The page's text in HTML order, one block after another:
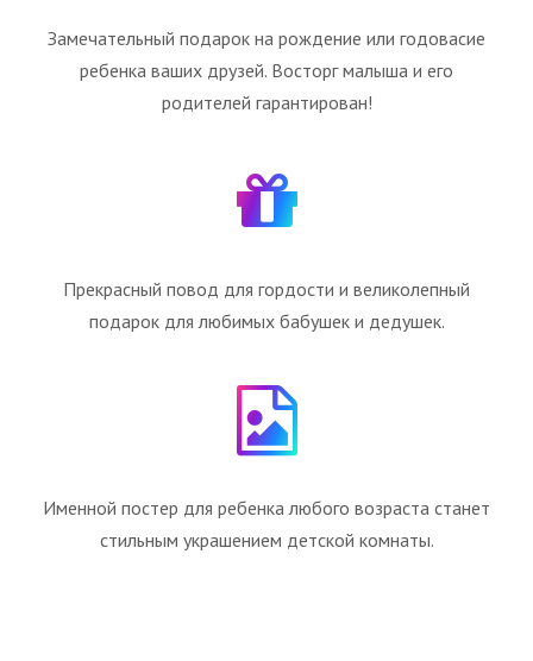
Замечательный подарок на рождение или годовасие
ребенка ваших друзей. Восторг малыша и его
родителей гарантирован!
Прекрасный повод для гордости и великолепный
подарок для любимых бабушек и дедушек.
Именной постер для ребенка любого возраста станет
стильным украшением детской комнаты.